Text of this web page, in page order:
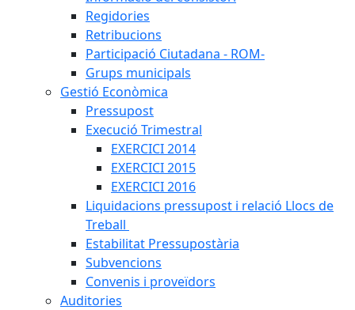
Regidories
Retribucions
Participació Ciutadana - ROM-
Grups municipals
Gestió Econòmica
Pressupost
Execució Trimestral
EXERCICI 2014
EXERCICI 2015
EXERCICI 2016
Liquidacions pressupost i relació Llocs de
Treball
Estabilitat Pressupostària
Subvencions
Convenis i proveïdors
Auditories